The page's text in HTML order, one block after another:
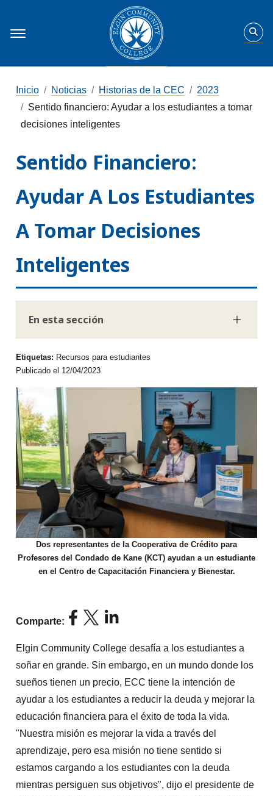
Inicio Noticias Historias de la CEC
2023
Sentido financiero: Ayudar a los estudiantes a tomar
decisiones inteligentes
Sentido Financiero:
Ayudar A Los Estudiantes
A Tomar Decisiones
Inteligentes
En esta sección
Etiquetas: Recursos para estudiantes
Publicado el 12/04/2023
Dos representantes de la Cooperativa de Crédito para
Profesores del Condado de Kane (KCT) ayudan a un estudiante
en el Centro de Capacitación Financiera y Bienestar.
Comparte:
Elgin Community College desafía a los estudiantes a
soñar en grande. Sin embargo, en un mundo donde los
sueños tienen un precio, ECC tiene la intención de
ayudar a los estudiantes a reducir la deuda y mejorar la
educación financiera para el éxito de toda la vida.
"Nuestra misión es mejorar la vida a través del
aprendizaje, pero esa misión no tiene sentido si
estamos cargando a los estudiantes con la deuda
mientras persiguen sus objetivos", dijo el presidente de